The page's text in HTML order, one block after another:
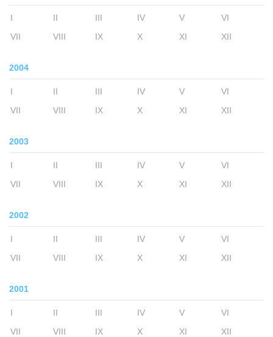
I II III IV V
VI
VII
VIII IX X XI XII
2004
I II III IV V
VI
VII
VIII IX X XI XII
2003
I II III IV V
VI
VII
VIII IX X XI XII
2002
I II III IV V
VI
VII
VIII IX X XI XII
2001
I II III IV V
VI
VII
VIII IX X XI XII